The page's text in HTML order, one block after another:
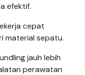
efektif.
cepat
material sepatu.
jauh lebih
perawatan